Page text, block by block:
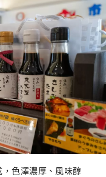
色澤濃厚、風味醇